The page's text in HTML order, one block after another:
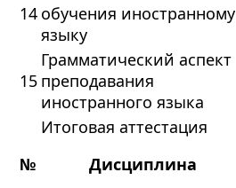
14 обучения иностранному
языку
15
Грамматический аспект
преподавания
иностранного языка
Итоговая аттестация
№
Дисциплина